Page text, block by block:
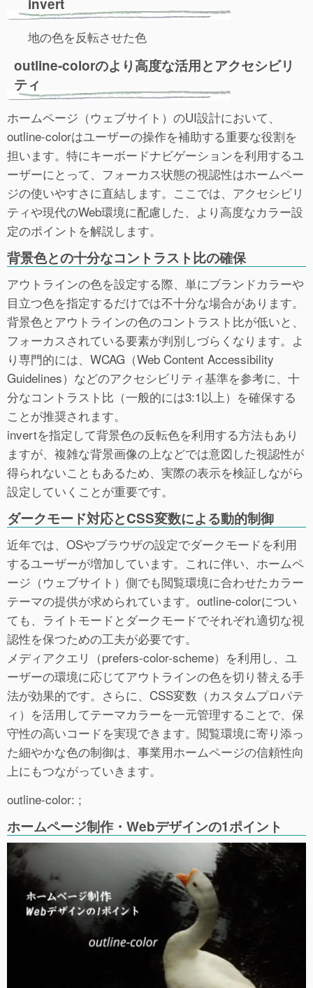
地の色を反転させた色
outline-colorのより高度な活用とアクセシビリ
ティ
ホームページ（ウェブサイト）のUI設計において、
outline-colorはユーザーの操作を補助する重要な役割を
担います。特にキーボードナビゲーションを利用するユ
ーザーにとって、フォーカス状態の視認性はホームペー
ジの使いやすさに直結します。ここでは、アクセシビリ
ティや現代のWeb環境に配慮した、より高度なカラー設
定のポイントを解説します。
背景色との十分なコントラスト比の確保
アウトラインの色を設定する際、単にブランドカラーや
目立つ色を指定するだけでは不十分な場合があります。
背景色とアウトラインの色のコントラスト比が低いと、
フォーカスされている要素が判別しづらくなります。よ
り専門的には、WCAG（Web Content Accessibility
Guidelines）などのアクセシビリティ基準を参考に、十
分なコントラスト比（一般的には3:1以上）を確保する
ことが推奨されます。
invertを指定して背景色の反転色を利用する方法もあり
ますが、複雑な背景画像の上などでは意図した視認性が
得られないこともあるため、実際の表示を検証しながら
設定していくことが重要です。
ダークモード対応とCSS変数による動的制御
近年では、OSやブラウザの設定でダークモードを利用
するユーザーが増加しています。これに伴い、ホームペ
ージ（ウェブサイト）側でも閲覧環境に合わせたカラー
テーマの提供が求められています。outline-colorについ
ても、ライトモードとダークモードでそれぞれ適切な視
認性を保つための工夫が必要です。
メディアクエリ（prefers-color-scheme）を利用し、ユ
ーザーの環境に応じてアウトラインの色を切り替える手
法が効果的です。さらに、CSS変数（カスタムプロパテ
ィ）を活用してテーマカラーを一元管理することで、保
守性の高いコードを実現できます。閲覧環境に寄り添っ
た細やかな色の制御は、事業用ホームページの信頼性向
上にもつながっていきます。
outline-color: ;
ホームページ制作・Webデザインの1ポイント